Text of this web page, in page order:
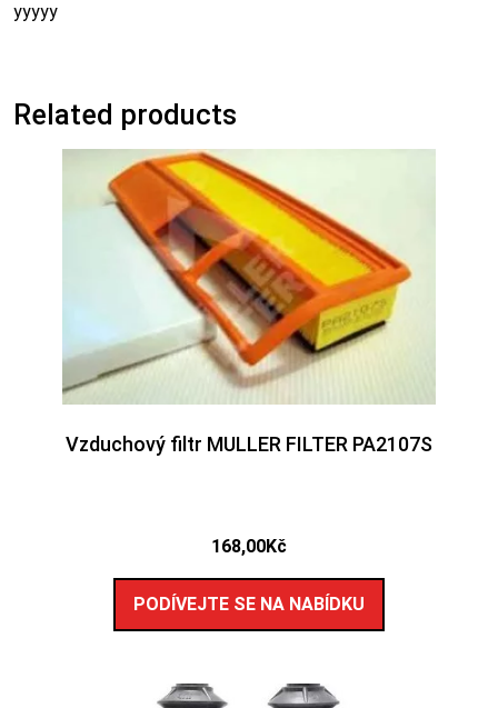
yyyyy
Related products
Vzduchový filtr MULLER FILTER PA2107S
168,00Kč
PODÍVEJTE SE NA NABÍDKU